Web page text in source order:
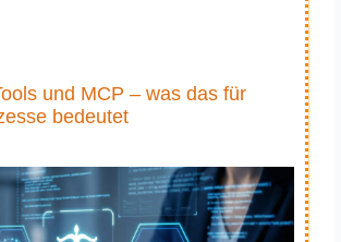
und MCP – was das für
bedeutet